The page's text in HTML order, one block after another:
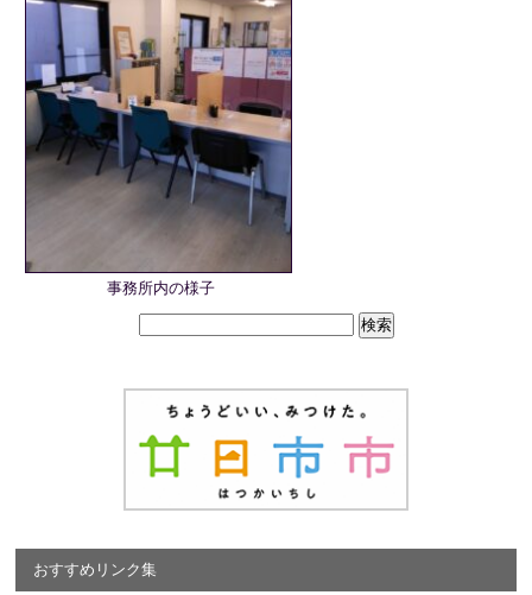
事務所内の様子
おすすめリンク集